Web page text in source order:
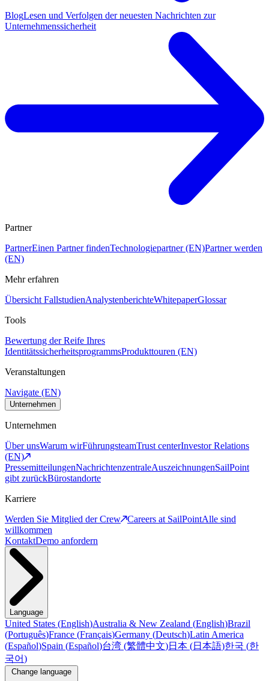
BlogLesen und Verfolgen der neuesten Nachrichten zur
Unternehmenssicherheit
Partner
PartnerEinen Partner findenTechnologiepartner (EN)Partner werden
(EN)
Mehr erfahren
Übersicht FallstudienAnalystenberichteWhitepaperGlossar
Tools
Bewertung der Reife Ihres
IdentitätssicherheitsprogrammsProdukttouren (EN)
Veranstaltungen
Navigate (EN)
Unternehmen
Unternehmen
Über unsWarum wirFührungsteamTrust centerInvestor Relations
(EN)
PressemitteilungenNachrichtenzentraleAuszeichnungenSailPoint
gibt zurückBürostandorte
Karriere
Werden Sie Mitglied der Crew
Careers at SailPointAlle sind
willkommen
KontaktDemo anfordern
Language
United States (English)Australia & New Zealand (English)Brazil
(Português)France (Français)Germany (Deutsch)Latin America
(Español)Spain (Español)台湾 (繁體中文)日本 (日本語)한국 (한
국어)
Change language